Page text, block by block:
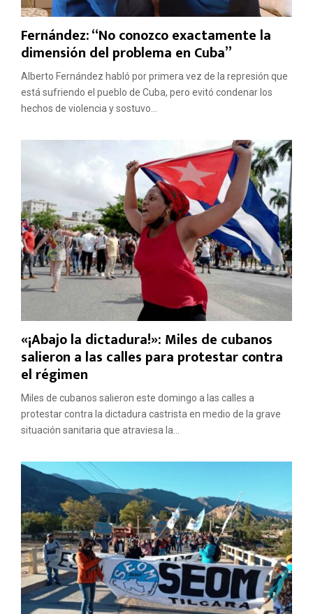
Fernández: “No conozco exactamente la
dimensión del problema en Cuba”
Alberto Fernández habló por primera vez de la represión que
está sufriendo el pueblo de Cuba, pero evitó condenar los
hechos de violencia y sostuvo...
«¡Abajo la dictadura!»: Miles de cubanos
salieron a las calles para protestar contra
el régimen
Miles de cubanos salieron este domingo a las calles a
protestar contra la dictadura castrista en medio de la grave
situación sanitaria que atraviesa la...